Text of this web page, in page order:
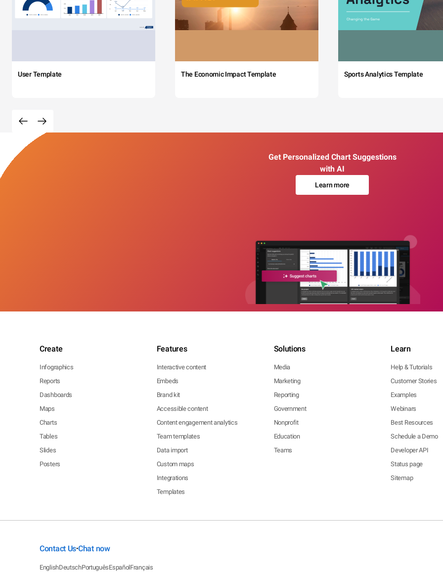
User Template The Economic Impact Template Sports Analytics Template
Get Personalized Chart Suggestions
with AI
Learn more
Create
Infographics
Reports
Dashboards
Maps
Charts
Tables
Slides
Posters
Features
Interactive content
Embeds
Brand kit
Accessible content
Content engagement analytics
Team templates
Data import
Custom maps
Integrations
Templates
Solutions
Media
Marketing
Reporting
Government
Nonprofit
Education
Teams
Learn
Help & Tutorials
Customer Stories
Examples
Webinars
Best Resources
Schedule a Demo
Developer API
Status page
Sitemap
Contact Us•Chat now
EnglishDeutschPortuguêsEspañolFrançais